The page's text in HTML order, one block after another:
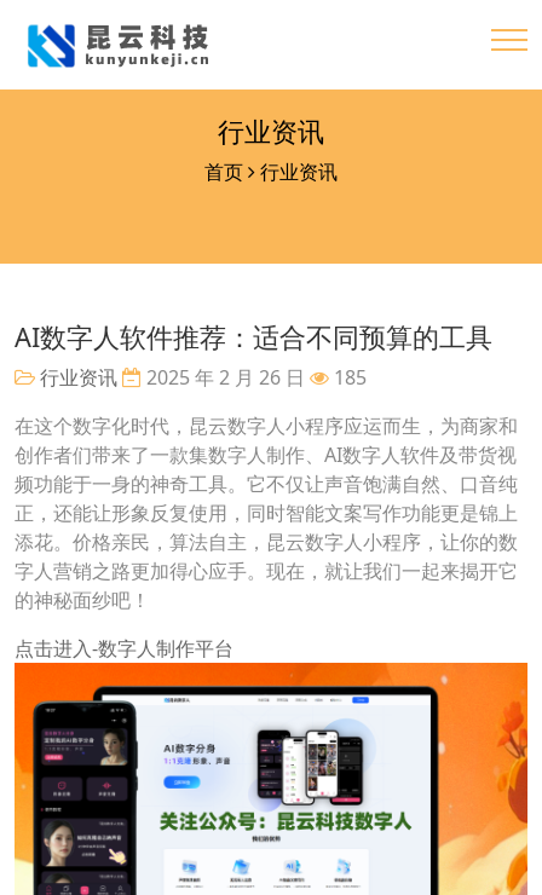
行业资讯
首页 行业资讯
AI数字人软件推荐：适合不同预算的工具
行业资讯 2025 年 2 月 26 日
185
在这个数字化时代，昆云数字人小程序应运而生，为商家和
创作者们带来了一款集数字人制作、AI数字人软件及带货视
频功能于一身的神奇工具。它不仅让声音饱满自然、口音纯
正，还能让形象反复使用，同时智能文案写作功能更是锦上
添花。价格亲民，算法自主，昆云数字人小程序，让你的数
字人营销之路更加得心应手。现在，就让我们一起来揭开它
的神秘面纱吧！
点击进入-数字人制作平台